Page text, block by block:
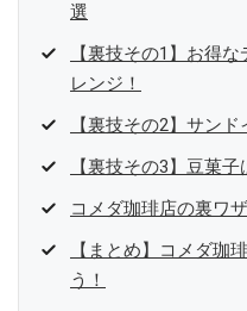
選
【裏技その1】お得
レンジ！
【裏技その2】サン
【裏技その3】豆菓
コメダ珈琲店の裏ワ
【まとめ】コメダ珈
う！